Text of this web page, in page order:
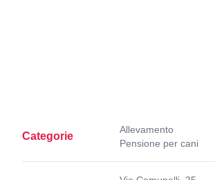
Categorie
Allevamento
Pensione per cani